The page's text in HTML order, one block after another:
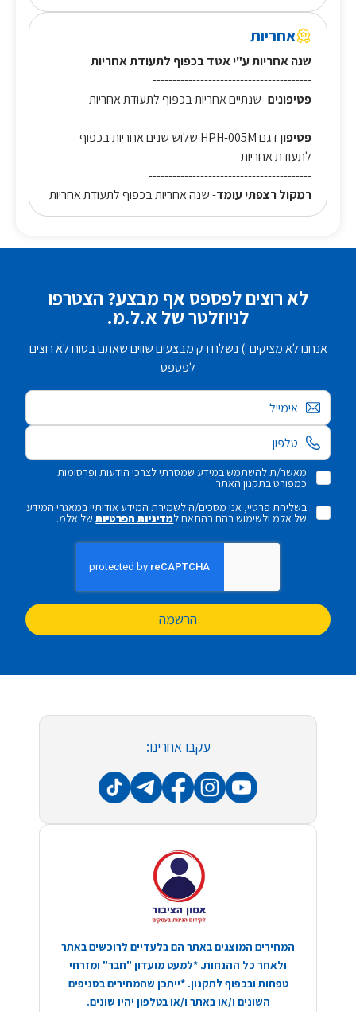
אחריות
שנה אחריות ע"י אטד בכפוף לתעודת אחריות
----------------------------------------
פטיפונים- שנתיים אחריות בכפוף לתעודת אחריות
-----------------------------------------
פטיפון
דגם HPH-005M שלוש שנים אחריות בכפוף
לתעודת אחריות
-----------------------------------------
רמקול רצפתי עומד- שנה אחריות בכפוף לתעודת אחריות
לא רוצים לפספס אף מבצע? הצטרפו
לניוזלטר של א.ל.מ.
אנחנו לא מציקים :) נשלח רק מבצעים שווים שאתם בטוח לא רוצים
לפספס
אימייל
מאשר/ת להשתמש במידע שמסרתי לצרכי הודעות ופרסומות
כמפורט בתקנון האתר
בשליחת פרטיי, אני מסכים/ה לשמירת המידע אודותיי במאגרי המידע
של אלמ ולשימוש בהם בהתאם למדיניות הפרטיותשל אלמ.
הרשמה
עקבו אחרינו:
המחירים המוצגים באתר הם בלעדיים לרוכשים באתר
ולאחר כל ההנחות. *למעט מועדון "חבר" ומזרחי
טפחות ובכפוף לתקנון. *ייתכן שהמחירים בסניפים
השונים ו/או באתר ו/או בטלפון יהיו שונים.